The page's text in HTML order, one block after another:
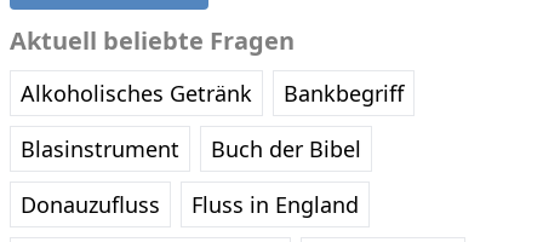
Aktuell beliebte Fragen
Alkoholisches Getränk
Bankbegriff
Blasinstrument
Buch der Bibel
Donauzufluss
Fluss in England